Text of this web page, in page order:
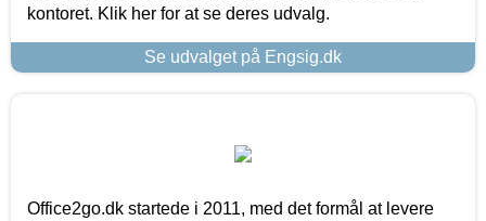
kontoret. Klik her for at se deres udvalg.
Se udvalget på Engsig.dk
Office2go.dk startede i 2011, med det formål at levere